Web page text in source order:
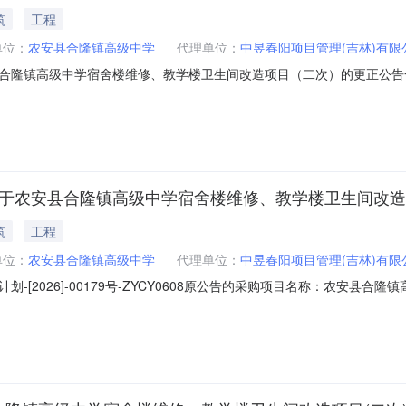
工程
： 农安县合隆镇高级中学 代理单位： 中昱春阳项目管理(吉林)有限
隆镇高级中学宿舍楼维修、教学楼卫生间改造项目（二次）的更正公
农安县合隆镇高级中学宿舍楼维修、教学楼卫生间改
工程
： 农安县合隆镇高级中学 代理单位： 中昱春阳项目管理(吉林)有限
划-[2026]-00179号-ZYCY0608原公告的采购项目名称：农安县合隆